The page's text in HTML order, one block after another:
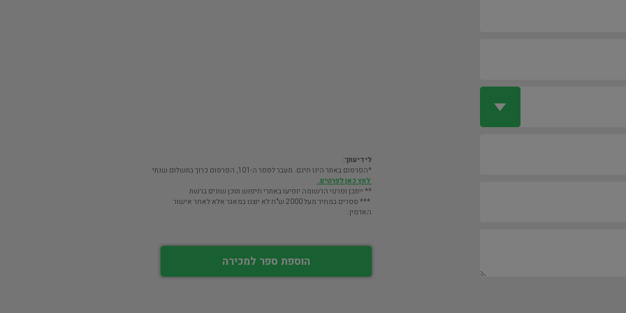
לידיעתך:
*הפרסום באתר הינו חינם. מעבר לספר ה-101, הפרסום כרוך בתשלום שנתי
לחץ כאן לפרטים.
** ייתכן ופרטי הרשומה יופיעו באתרי חיפוש תוכן שונים ברשת
*** ספרים במחיר מעל 2000 ש"ח לא יוצגו במאגר אלא לאחר אישור
האדמין.
הוספת ספר למכירה